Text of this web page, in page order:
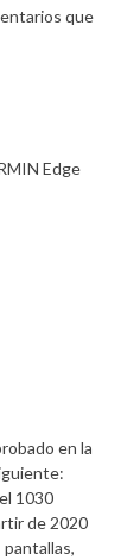
que
Edge
en la
1030
de 2020